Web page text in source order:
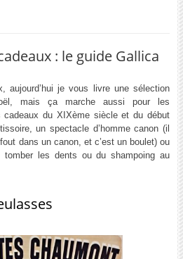
: le guide Gallica
aujourd’hui je vous livre une sélection
mais ça marche aussi pour les
cadeaux du XIXème siècle et du début
un spectacle d’homme canon (il
dans un canon, et c’est un boulet) ou
les dents ou du shampoing au